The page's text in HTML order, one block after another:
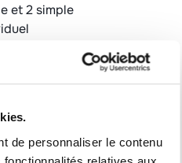
de personnaliser le contenu
et 2 simple